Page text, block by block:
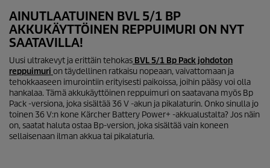
AINUTLAATUINEN BVL 5/1 BP
AKKUKÄYTTÖINEN REPPUIMURI ON NYT
SAATAVILLA!
Uusi ultrakevyt ja erittäin tehokas BVL 5/1 Bp Pack johdoton
reppuimuri on täydellinen ratkaisu nopeaan, vaivattomaan ja
tehokkaaseen imurointiin erityisesti paikoissa, joihin pääsy voi olla
hankalaa. Tämä akkukäyttöinen reppuimuri on saatavana myös Bp
Pack -versiona, joka sisältää 36 V -akun ja pikalaturin. Onko sinulla jo
toinen 36 V:n kone Kärcher Battery Power+ -akkualustalta? Jos näin
on, saatat haluta ostaa Bp-version, joka sisältää vain koneen
sellaisenaan ilman akkua tai pikalaturia.